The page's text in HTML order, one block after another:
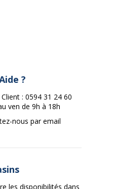
?
: 0594 31 24 60
ven de 9h à 18h
nous par email
les disponibilités dans